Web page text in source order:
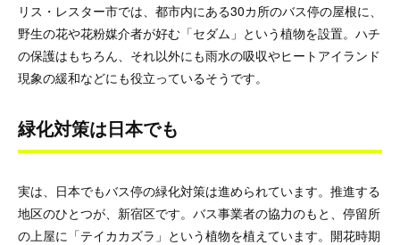
リス・レスター市では、都市内にある30カ所のバス停の屋根に、
野生の花や花粉媒介者が好む「セダム」という植物を設置。ハチ
の保護はもちろん、それ以外にも雨水の吸収やヒートアイランド
現象の緩和などにも役立っているそうです。
緑化対策は日本でも
実は、日本でもバス停の緑化対策は進められています。推進する
地区のひとつが、新宿区です。バス事業者の協力のもと、停留所
の上屋に「テイカカズラ」という植物を植えています。開花時期